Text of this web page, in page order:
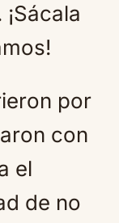
por
con
el
de no